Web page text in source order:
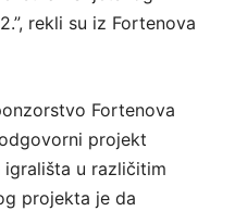
rekli su iz Fortenova
Fortenova
projekt
u različitim
projekta je da